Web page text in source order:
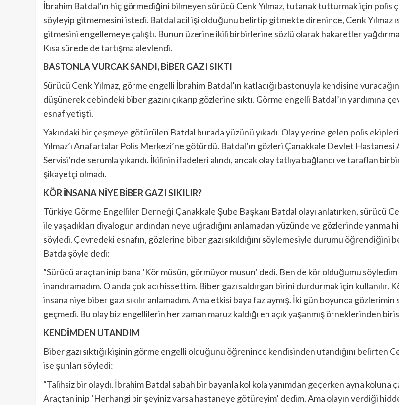
İbrahim Batdal’ın hiç görmediğini bilmeyen sürücü Cenk Yılmaz, tutanak tutturmak için polis
söyleyip gitmemesini istedi. Batdal acil işi olduğunu belirtip gitmekte direnince, Cenk Yılmaz
gitmesini engellemeye çalıştı. Bunun üzerine ikili birbirlerine sözlü olarak hakaretler
Kısa sürede de tartışma alevlendi.
BASTONLA VURCAK SANDI, BİBER GAZI SIKTI
Sürücü Cenk Yılmaz, görme engelli İbrahim Batdal’ın katladığı bastonuyla kendisine
düşünerek cebindeki biber gazını çıkarıp gözlerine sıktı. Görme engelli Batdal’ın yardımına
esnaf yetişti.
Yakındaki bir çeşmeye götürülen Batdal burada yüzünü yıkadı. Olay yerine gelen polis
Yılmaz’ı Anafartalar Polis Merkezi’ne götürdü. Batdal’ın gözleri Çanakkale Devlet Hastanesi
Servisi’nde serumla yıkandı. İkilinin ifadeleri alındı, ancak olay tatlıya bağlandı ve taraflan
şikayetçi olmadı.
KÖR İNSANA NİYE BİBER GAZI SIKILIR?
Türkiye Görme Engelliler Derneği Çanakkale Şube Başkanı Batdal olayı anlatırken, sürücü
ile yaşadıkları diyalogun ardından neye uğradığını anlamadan yüzünde ve gözlerinde yanma
söyledi. Çevredeki esnafın, gözlerine biber gazı sıkıldığını söylemesiyle durumu öğrendiğini
Batda şöyle dedi:
“Sürücü araçtan inip bana ‘Kör müsün, görmüyor musun’ dedi. Ben de kör olduğumu söyledim
inandıramadım. O anda çok acı hissettim. Biber gazı saldırgan birini durdurmak için kullanılır.
insana niye biber gazı sıkılır anlamadım. Ama etkisi baya fazlaymış. İki gün boyunca gözlerimin
geçmedi. Bu olay biz engellilerin her zaman maruz kaldığı en açık yaşanmış örneklerinden
KENDİMDEN UTANDIM
Biber gazı sıktığı kişinin görme engelli olduğunu öğrenince kendisinden utandığını belirten
ise şunları söyledi:
“Talihsiz bir olaydı. İbrahim Batdal sabah bir bayanla kol kola yanımdan geçerken ayna koluna
Araçtan inip ‘Herhangi bir şeyiniz varsa hastaneye götüreyim’ dedim. Ama olayın verdiği